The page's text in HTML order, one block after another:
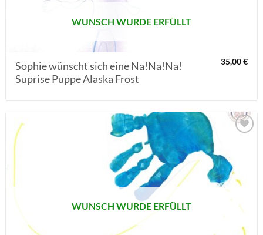
WUNSCH WURDE ERFÜLLT
Sophie wünscht sich eine Na!Na!Na!
Suprise Puppe Alaska Frost
35,00€
AUF MEINE
MERKLISTE
SETZEN
WUNSCH WURDE ERFÜLLT